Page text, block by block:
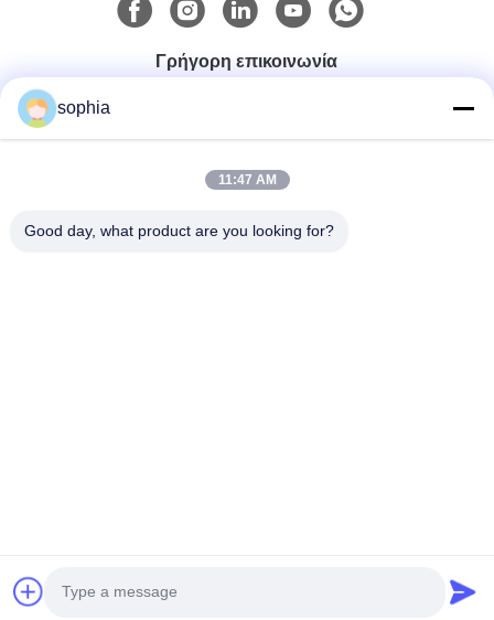
Γρήγορη επικοινωνία
0086-13128969971
Ηλεκτρονικό Ταχυδρομείο
Sufei Packaging Co., Ltd. . Διατηρούνται όλα τα πνευματικά
sophia
11:47 AM
Good day, what product are you looking for?